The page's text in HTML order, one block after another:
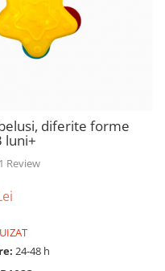
diferite forme
luni+
1 Review
24-48 h